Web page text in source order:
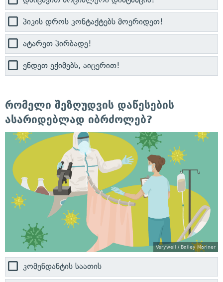
პიკის დროს კონტაქტებს მოერიდეთ!
ატარეთ პირბადე!
ენდეთ ექიმებს, აიცერით!
რომელი შეზღუდვის დაწესების
ასარიდებლად იბრძოლებ?
Verywell / Bailey Mariner
კომენდანტის საათის